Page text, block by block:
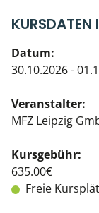
KURSDATEN
Datum:
30.10.2026 -
Veranstalter:
MFZ Leipzig
Kursgebühr:
635.00€
Freie